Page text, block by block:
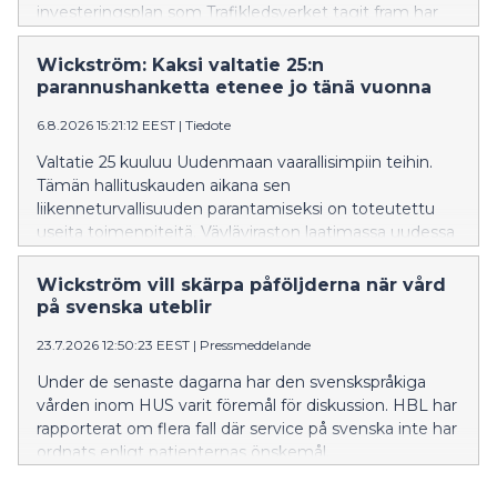
investeringsplan som Trafikledsverket tagit fram har
åtgärder längs riksväg 25 prioriterats.
Wickström: Kaksi valtatie 25:n
parannushanketta etenee jo tänä vuonna
6.8.2026 15:21:12 EEST | Tiedote
Valtatie 25 kuuluu Uudenmaan vaarallisimpiin teihin.
Tämän hallituskauden aikana sen
liikenneturvallisuuden parantamiseksi on toteutettu
useita toimenpiteitä. Väyläviraston laatimassa uudessa
investointiohjelmassa valtatie 25:n kehittämistoimet
on asetettu etusijalle.
Wickström vill skärpa påföljderna när vård
på svenska uteblir
23.7.2026 12:50:23 EEST | Pressmeddelande
Under de senaste dagarna har den svenskspråkiga
vården inom HUS varit föremål för diskussion. HBL har
rapporterat om flera fall där service på svenska inte har
ordnats enligt patienternas önskemål.